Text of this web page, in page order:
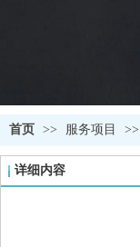
首页 >> 服务项目 >>
详细内容